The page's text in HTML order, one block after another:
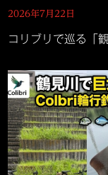
2026年7月22日
コリブリで巡る「